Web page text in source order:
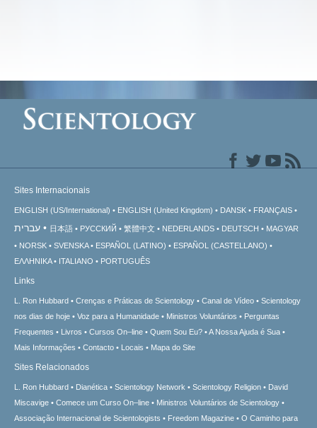
Sites Internacionais
ENGLISH (US/International) ENGLISH (United Kingdom) DANSK FRANÇAIS
עברית 日本語 РУССКИЙ 繁體中文 NEDERLANDS DEUTSCH
MAGYAR
NORSK
SVENSKA ESPAÑOL (LATINO)
ESPAÑOL (CASTELLANO)
ΕΛΛΗΝΙΚA
ITALIANO PORTUGUÊS
Links
L. Ron Hubbard Crenças e Práticas de Scientology Canal de Vídeo
Scientology
nos dias de hoje
Voz para a Humanidade Ministros Voluntários
Perguntas
Frequentes
Livros Cursos On–line Quem Sou Eu?
A Nossa Ajuda é Sua
Mais Informações
Contacto Locais Mapa do Site
Sites Relacionados
L. Ron Hubbard Dianética Scientology Network Scientology Religion
David
Miscavige
Comece um Curso On–line
Ministros Voluntários de Scientology
Associação Internacional de Scientologists
Freedom Magazine O Caminho para